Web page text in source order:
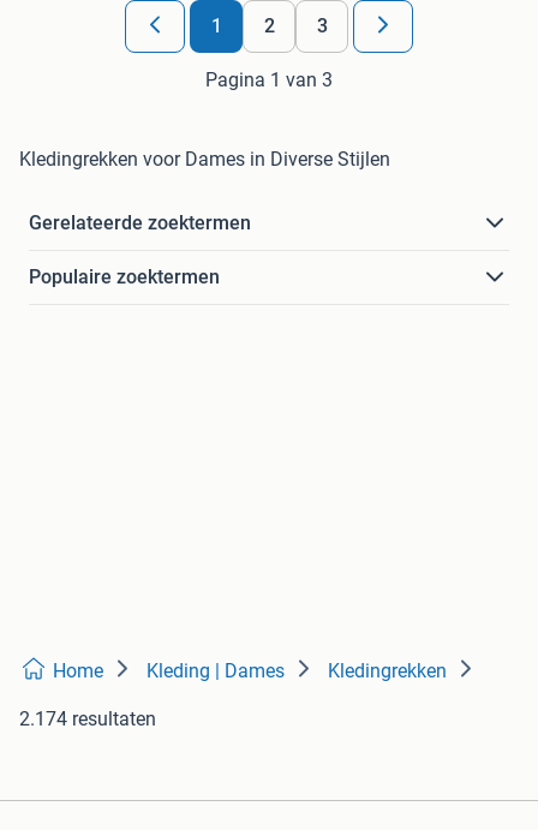
1 2 3
Pagina 1 van 3
Kledingrekken voor Dames in Diverse Stijlen
Gerelateerde zoektermen
Populaire zoektermen
Home Kleding | Dames Kledingrekken
2.174 resultaten